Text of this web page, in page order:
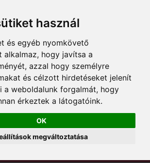
használ
és egyéb nyomkövető
alkalmaz, hogy javítsa a
azzal hogy személyre
és célzott hirdetéseket jelenít
a weboldalunk forgalmát, hogy
érkeztek a látogatóink.
OK
megváltoztatása